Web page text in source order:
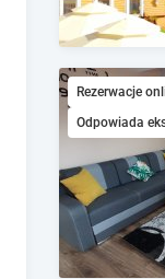
Rezerwacje
Odpowiada